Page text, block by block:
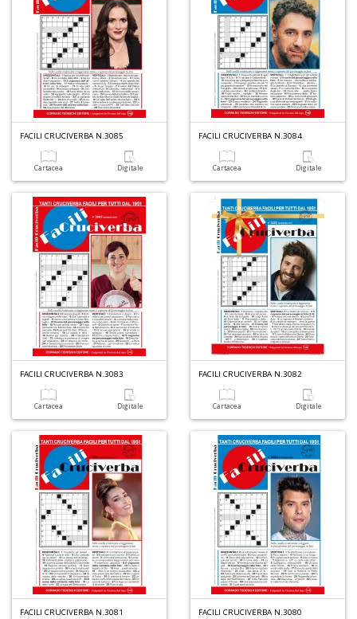
FACILI CRUCIVERBA N.3085
Cartacea Digitale
FACILI CRUCIVERBA N.3084
Cartacea Digitale
FACILI CRUCIVERBA N.3083
Cartacea Digitale
FACILI CRUCIVERBA N.3082
Cartacea Digitale
FACILI CRUCIVERBA N.3081 FACILI CRUCIVERBA N.3080